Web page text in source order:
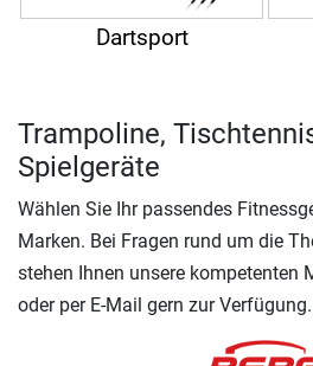
Dartsport
Trampoline,
Spielgeräte
Wählen Sie Ihr passendes
Marken. Bei Fragen rund um die
stehen Ihnen unsere kompetenten
oder per E-Mail gern zur Verfügung.